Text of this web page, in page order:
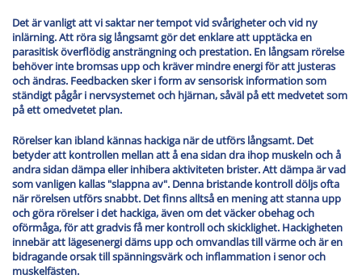
Det är vanligt att vi saktar ner tempot vid svårigheter och vid ny
inlärning. Att röra sig långsamt gör det enklare att upptäcka en
parasitisk överflödig ansträngning och prestation. En långsam rörelse
behöver inte bromsas upp och kräver mindre energi för att justeras
och ändras. Feedbacken sker i form av sensorisk information som
ständigt pågår i nervsystemet och hjärnan, såväl på ett medvetet som
på ett omedvetet plan.
Rörelser kan ibland kännas hackiga när de utförs långsamt. Det
betyder att kontrollen mellan att å ena sidan dra ihop muskeln och å
andra sidan dämpa eller inhibera aktiviteten brister. Att dämpa är vad
som vanligen kallas "slappna av". Denna bristande kontroll döljs ofta
när rörelsen utförs snabbt. Det finns alltså en mening att stanna upp
och göra rörelser i det hackiga, även om det väcker obehag och
oförmåga, för att gradvis få mer kontroll och skicklighet. Hackigheten
innebär att lägesenergi däms upp och omvandlas till värme och är en
bidragande orsak till spänningsvärk och inflammation i senor och
muskelfästen.